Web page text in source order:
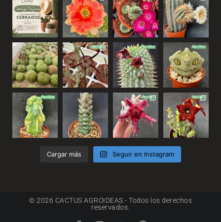
Cargar más Seguir en Instagram
© 2026 CACTUS AGROIDEAS - Todos los derechos
reservados.